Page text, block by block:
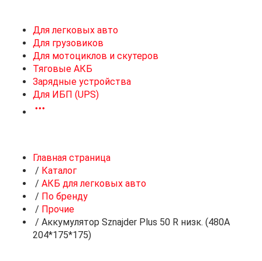
Для легковых авто
Для грузовиков
Для мотоциклов и скутеров
Тяговые АКБ
Зарядные устройства
Для ИБП (UPS)
Главная страница
/ Каталог
/ АКБ для легковых авто
/ По бренду
/ Прочие
/ Аккумулятор Sznajder Plus 50 R низк. (480А
204*175*175)